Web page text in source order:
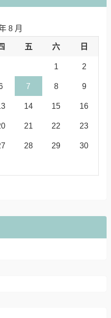
8 月
五 六 日
1 2
7 8 9
14 15 16
21 22 23
28 29 30